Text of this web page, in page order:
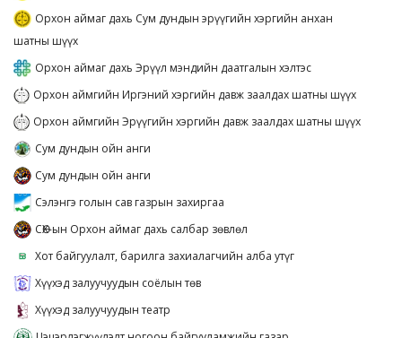
Орхон аймаг дахь Сум дундын эрүүгийн хэргийн анхан
шатны шүүх
Орхон аймаг дахь Эрүүл мэндийн даатгалын хэлтэс
Орхон аймгийн Иргэний хэргийн давж заалдах шатны шүүх
Орхон аймгийн Эрүүгийн хэргийн давж заалдах шатны шүүх
Сум дундын ойн анги
Сум дундын ойн анги
Сэлэнгэ голын сав газрын захиргаа
СӨХ-ын Орхон аймаг дахь салбар зөвлөл
Хот байгуулалт, барилга захиалагчийн алба утүг
Хүүхэд залуучуудын соёлын төв
Хүүхэд залуучуудын театр